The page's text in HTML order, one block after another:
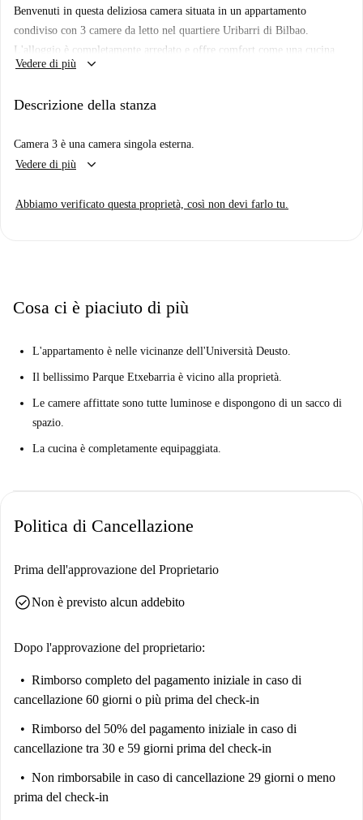
Benvenuti in questa deliziosa camera situata in un appartamento
condiviso con 3 camere da letto nel quartiere Uribarri di Bilbao.
L'alloggio è completamente arredato e offre comfort come una cucina
attrezzata, lavatrice privata, lavastoviglie, forno e riscaldamento
comunali sono incluse, garantendovi un soggiorno confortevole e senza
Situato nel vivace quartiere di Uribarri, questo alloggio è vicino a
diversi ristoranti, tra cui Arnomendi Taberna, Kebab Uribarri e
accesso ai generi alimentari. Scoprite la vostra prossima casa in questo
Vedere di più keyboard_arrow_down
Descrizione della stanza
Camera 3 è una camera singola esterna.
Vedere di più
keyboard_arrow_down
Abbiamo verificato questa proprietà, così non devi farlo tu.
Cosa ci è piaciuto di più
L'appartamento è nelle vicinanze dell'Università Deusto.
Il bellissimo Parque Etxebarria è vicino alla proprietà.
Le camere affittate sono tutte luminose e dispongono di un sacco di
spazio.
La cucina è completamente equipaggiata.
Politica di Cancellazione
Prima dell'approvazione del Proprietario
check_circleNon è previsto alcun addebito
Dopo l'approvazione del proprietario:
Rimborso completo del pagamento iniziale in caso di
cancellazione 60 giorni o più prima del check-in
Rimborso del 50% del pagamento iniziale in caso di
cancellazione tra 30 e 59 giorni prima del check-in
Non rimborsabile in caso di cancellazione 29 giorni o meno
prima del check-in